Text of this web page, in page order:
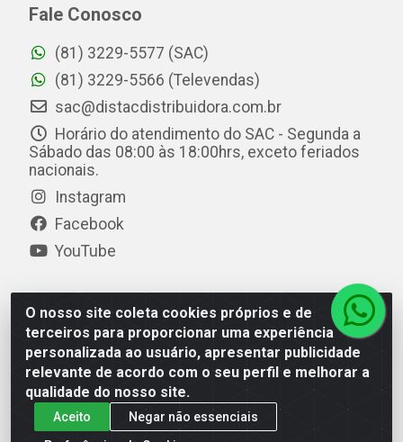
O nosso site coleta cookies próprios e de
terceiros para proporcionar uma experiência
personalizada ao usuário, apresentar publicidade
relevante de acordo com o seu perfil e melhorar a
qualidade do nosso site.
Aceito
Negar não essenciais
Fale Conosco
(81) 3229-5577 (SAC)
(81) 3229-5566 (Televendas)
sac@distacdistribuidora.com.br
Horário do atendimento do SAC - Segunda a
Sábado das 08:00 às 18:00hrs, exceto feriados
nacionais.
Instagram
Facebook
YouTube
Distac Distribuidora - Av. Durval de Góes Monteiro, 7049
- Jardim Petrópolis - Maceió/AL - CEP 57061-000 - CNPJ
08.072.649/0001-20